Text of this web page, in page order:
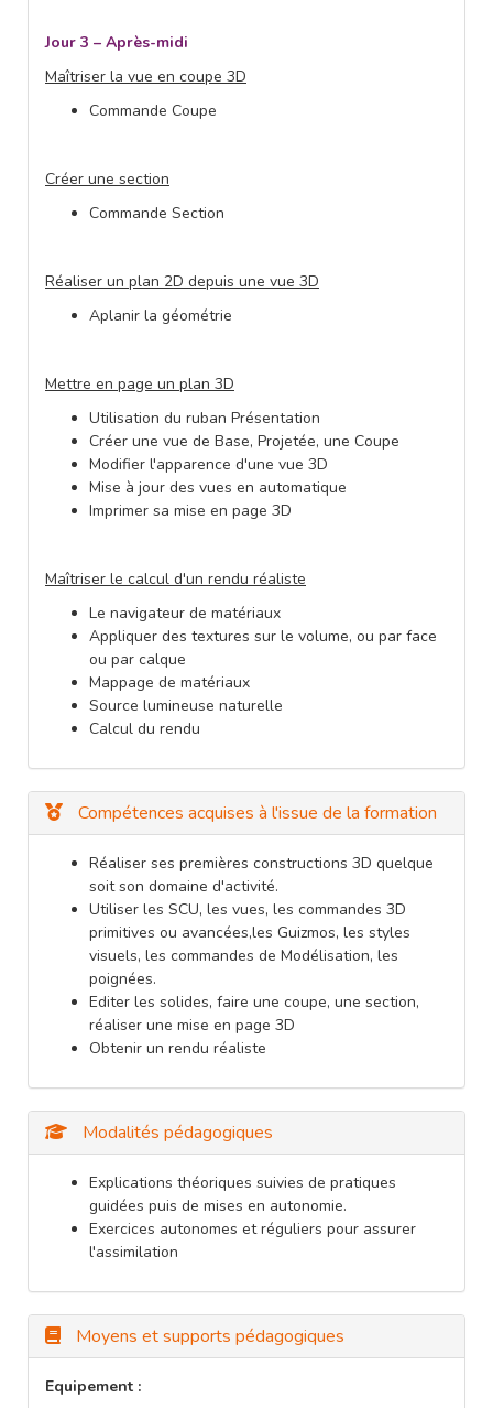
Jour 3 – Après-midi
Maîtriser la vue en coupe 3D
Commande Coupe
Créer une section
Commande Section
Réaliser un plan 2D depuis une vue 3D
Aplanir la géométrie
Mettre en page un plan 3D
Utilisation du ruban Présentation
Créer une vue de Base, Projetée, une Coupe
Modifier l'apparence d'une vue 3D
Mise à jour des vues en automatique
Imprimer sa mise en page 3D
Maîtriser le calcul d'un rendu réaliste
Le navigateur de matériaux
Appliquer des textures sur le volume, ou par face
ou par calque
Mappage de matériaux
Source lumineuse naturelle
Calcul du rendu
Compétences acquises à l'issue de la formation
Réaliser ses premières constructions 3D quelque
soit son domaine d'activité.
Utiliser les SCU, les vues, les commandes 3D
primitives ou avancées,les Guizmos, les styles
visuels, les commandes de Modélisation, les
poignées.
Editer les solides, faire une coupe, une section,
réaliser une mise en page 3D
Obtenir un rendu réaliste
Modalités pédagogiques
Explications théoriques suivies de pratiques
guidées puis de mises en autonomie.
Exercices autonomes et réguliers pour assurer
l'assimilation
Moyens et supports pédagogiques
Equipement :